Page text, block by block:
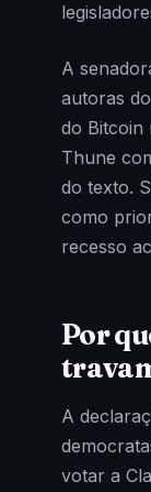
A
autoras
do Bitcoin
Thune
do texto.
como
recesso
Por
A
votar a